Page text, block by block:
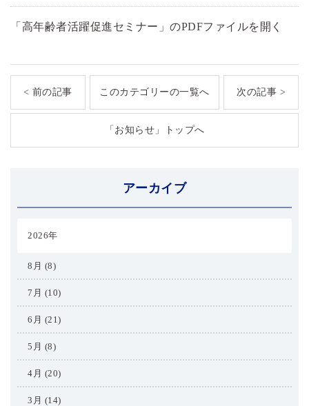
「高年齢者活躍促進セミナー」のPDFファイルを開く
< 前の記事 このカテゴリーの一覧へ 次の記事 >
「お知らせ」トップへ
アーカイブ
2026年
8月 (8)
7月 (10)
6月 (21)
5月 (8)
4月 (20)
3月 (14)